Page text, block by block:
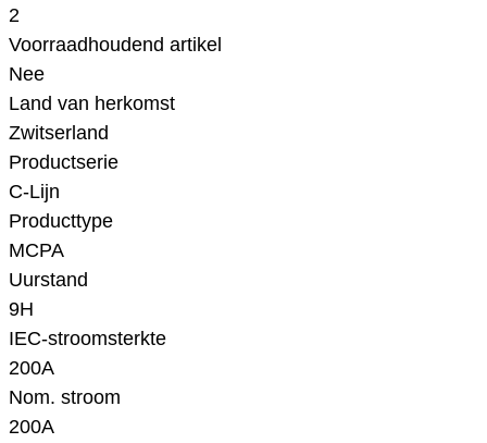
2
Voorraadhoudend artikel
Nee
Land van herkomst
Zwitserland
Productserie
C-Lijn
Producttype
MCPA
Uurstand
9H
IEC-stroomsterkte
200A
Nom. stroom
200A